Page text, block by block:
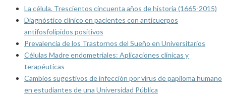
La célula. Trescientos cincuenta años de historia (1665-2015)
Diagnóstico clínico en pacientes con anticuerpos
antifosfolípidos positivos
Prevalencia de los Trastornos del Sueño en Universitarios
Células Madre endometriales: Aplicaciones clínicas y
terapéuticas
Cambios sugestivos de infección por virus de papiloma humano
en estudiantes de una Universidad Pública